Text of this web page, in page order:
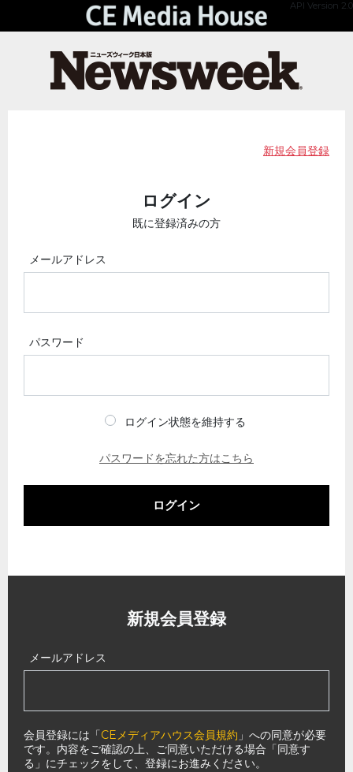
API Version 2.0
新規会員登録
ログイン
既に登録済みの方
メールアドレス
パスワード
ログイン状態を維持する
パスワードを忘れた方はこちら
ログイン
新規会員登録
メールアドレス
会員登録には「CEメディアハウス会員規約 」への同意が必要
です。内容をご確認の上、ご同意いただける場合「同意す
る」にチェックをして、登録にお進みください。